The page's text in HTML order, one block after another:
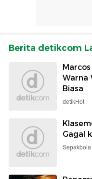
Berita detikcom
Warna
Biasa
detikHot
Gagal
Sepakbola